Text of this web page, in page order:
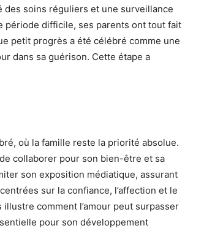
des soins réguliers et une surveillance
période difficile, ses parents ont tout fait
petit progrès a été célébré comme une
dans sa guérison. Cette étape a
où la famille reste la priorité absolue.
collaborer pour son bien-être et sa
son exposition médiatique, assurant
sur la confiance, l’affection et le
comment l’amour peut surpasser
pour son développement